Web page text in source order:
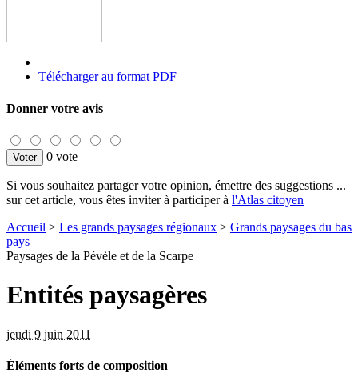
Télécharger au format PDF
Donner votre avis
0 vote
Si vous souhaitez partager votre opinion, émettre des suggestions ...
sur cet article, vous êtes inviter à participer à l'Atlas citoyen
Accueil > Les grands paysages régionaux > Grands paysages du bas
pays
Paysages de la Pévèle et de la Scarpe
Entités paysagères
jeudi 9 juin 2011
Éléments forts de composition